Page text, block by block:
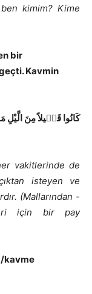
kimim? Kime
bir
Kavmin
كَانُوا قَل۪يلاً مِنَ الَّيْلِ
vakitlerinde de
isteyen ve
(Mallarından -
için bir pay
kavme